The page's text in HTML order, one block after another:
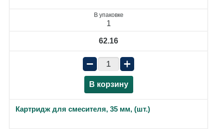
В упаковке
1
62.16
− +
В корзину
Картридж для смесителя, 35 мм, (шт.)